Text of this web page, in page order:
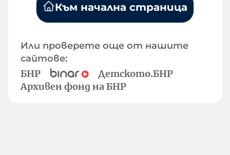
Към начална страница
Или проверете още от нашите
сайтове:
БНР
Детското.БНР
Архивен фонд на БНР